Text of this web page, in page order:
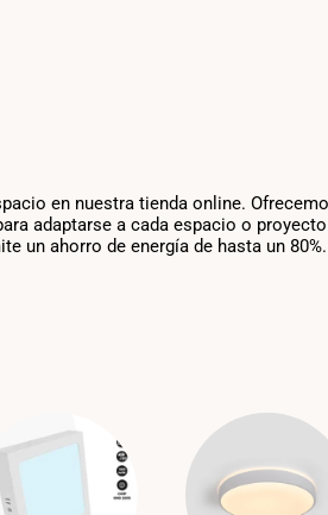
en nuestra tienda online.
adaptarse a cada espacio o
un ahorro de energía de hasta un